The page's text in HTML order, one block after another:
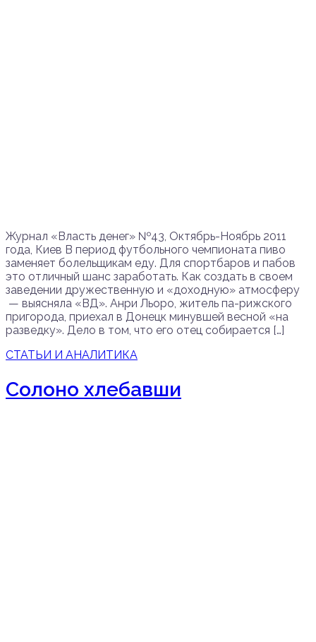
Журнал «Власть денег» №43, Октябрь-Ноябрь 2011
года, Киев В период футбольного чемпионата пиво
заменяет болельщикам еду. Для спортбаров и пабов
это отличный шанс заработать. Как создать в своем
заведении дружественную и «доходную» атмосферу
— выясняла «ВД». Анри Льоро, житель па-рижского
пригорода, приехал в Донецк минувшей весной «на
разведку». Дело в том, что его отец собирается […]
СТАТЬИ И АНАЛИТИКА
Солоно хлебавши